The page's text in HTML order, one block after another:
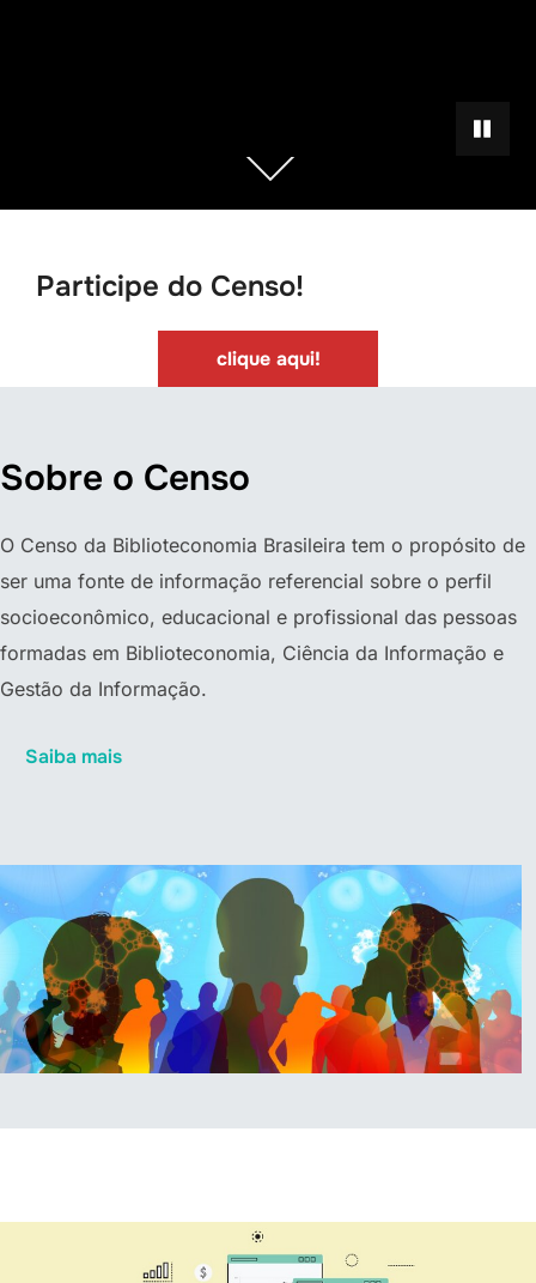
Role
para
Participe do Censo!
clique aqui!
Sobre o Censo
O Censo da Biblioteconomia Brasileira tem o propósito de
ser uma fonte de informação referencial sobre o perfil
socioeconômico, educacional e profissional das pessoas
formadas em Biblioteconomia, Ciência da Informação e
Gestão da Informação.
Saiba mais